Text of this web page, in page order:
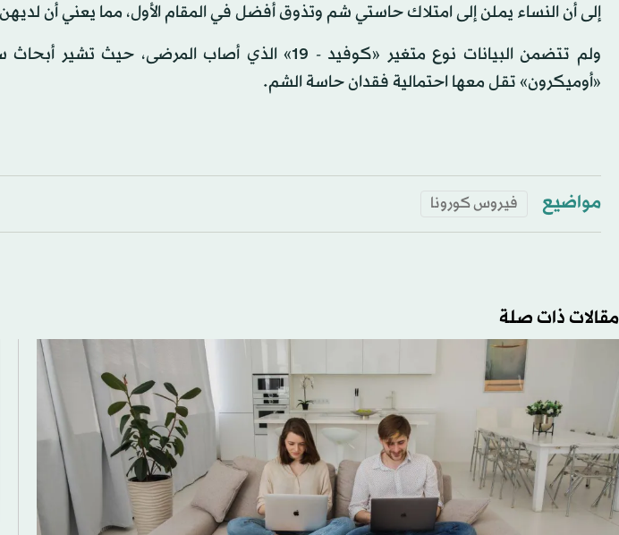
إلى أن النساء يملن إلى امتلاك حاستي شم وتذوق أفضل في المقام الأول، مما يعني أن
ولم تتضمن البيانات نوع متغير «كوفيد - 19» الذي أصاب
«أوميكرون» تقل معها احتمالية فقدان حاسة الشم.
مواضيع فيروس كورونا
مقالات ذات صلة